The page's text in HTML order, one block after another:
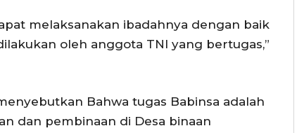
melaksanakan ibadahnya dengan baik
oleh anggota TNI yang bertugas,”
Bahwa tugas Babinsa adalah
dan pembinaan di Desa binaan